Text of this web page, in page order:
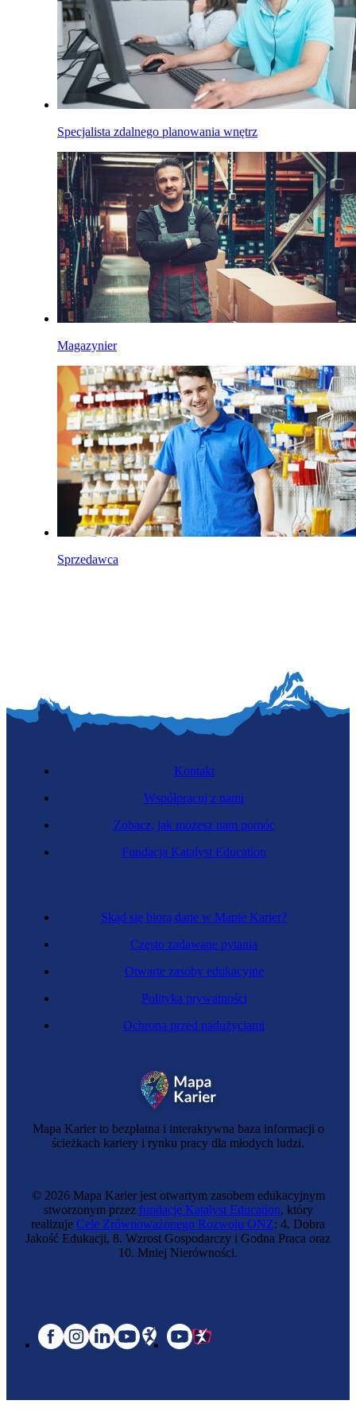
Specjalista zdalnego planowania wnętrz
Magazynier
Sprzedawca
Mapa Karier to bezpłatna i interaktywna baza informacji o
ścieżkach kariery i rynku pracy dla młodych ludzi.
Skąd się biorą dane w Mapie Karier?
Często zadawane pytania
Otwarte zasoby edukacyjne
Polityka prywatności
Ochrona przed nadużyciami
Kontakt
Współpracuj z nami
Zobacz, jak możesz nam pomóc
Fundacja Katalyst Education
© 2026 Mapa Karier jest otwartym zasobem edukacyjnym
stworzonym przez fundację Katalyst Education, który
realizuje Cele Zrównoważonego Rozwoju ONZ: 4. Dobra
Jakość Edukacji, 8. Wzrost Gospodarczy i Godna Praca oraz
10. Mniej Nierówności.